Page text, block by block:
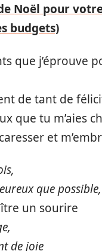
Noël pour
budgets)
que j’éprouve
de tant de
que tu m’aies
et
que possible,
un sourire
de joie